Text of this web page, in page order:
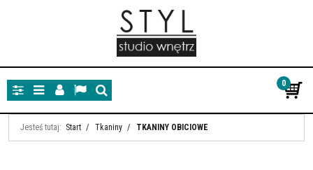
PanelMenuPanelLangSzukaj
0
Jesteś tutaj: Start / Tkaniny / TKANINY OBICIOWE